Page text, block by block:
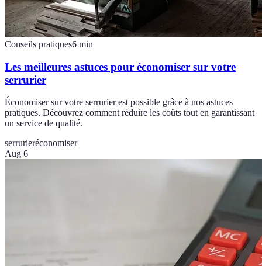
Conseils pratiques6 min
Les meilleures astuces pour économiser sur votre
serrurier
Économiser sur votre serrurier est possible grâce à nos astuces
pratiques. Découvrez comment réduire les coûts tout en garantissant
un service de qualité.
serrurieréconomiser
Aug 6